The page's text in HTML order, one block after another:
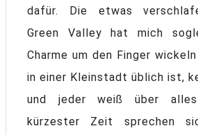
dafür. Die etwas
Green Valley hat mich
Charme um den Finger
in einer Kleinstadt üblich ist,
und jeder weiß über
kürzester Zeit sprechen